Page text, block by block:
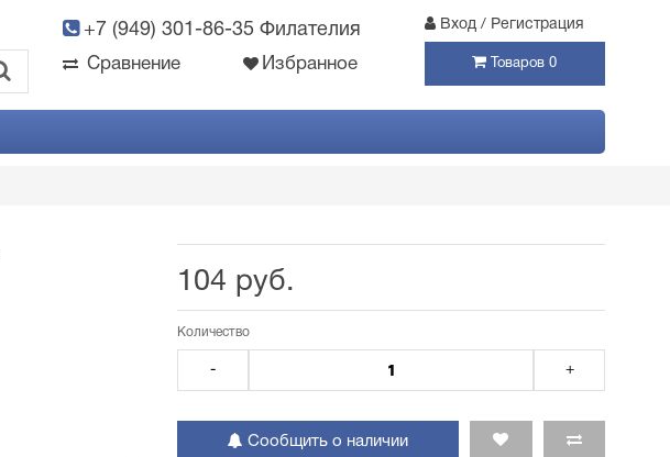
+7 (949) 301-86-35 Филателия Вход / Регистрация
Сравнение Избранное Товаров 0
104 руб.
Количество
- +
Сообщить о наличии